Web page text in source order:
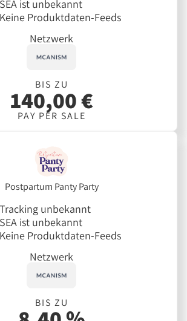
SEA ist unbekannt
Keine Produktdaten-Feeds
Netzwerk
BIS ZU
140,00 €
PAY PER SALE
Postpartum Panty Party
Tracking unbekannt
SEA ist unbekannt
Keine Produktdaten-Feeds
Netzwerk
BIS ZU